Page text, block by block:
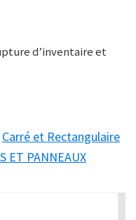
d’inventaire et
Carré et Rectangulaire
ET PANNEAUX